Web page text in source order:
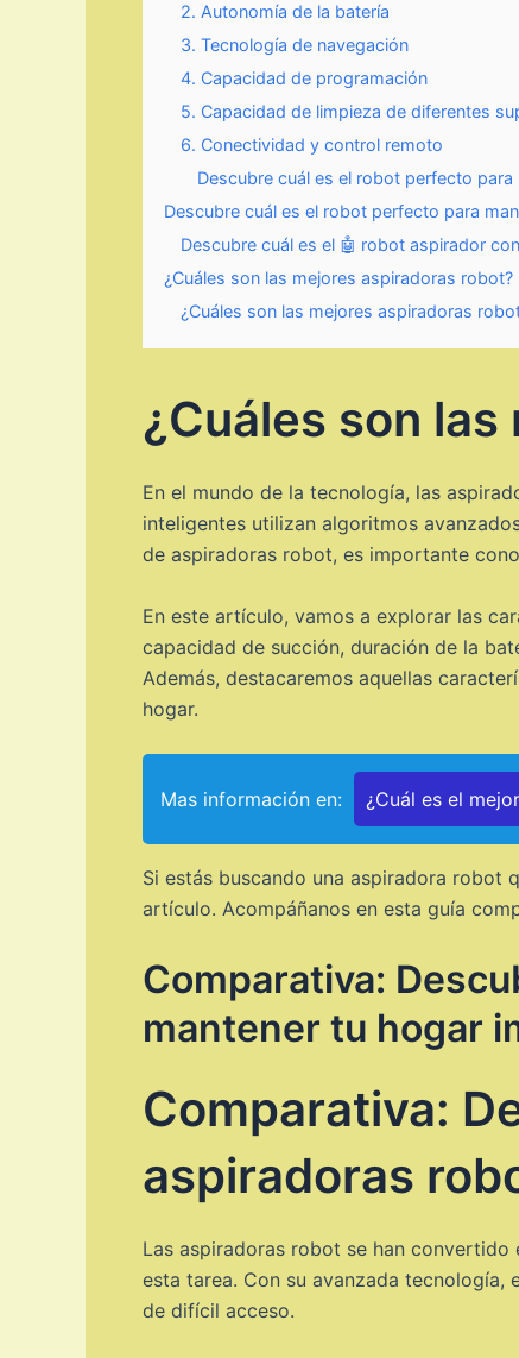
2. Autonomía de la batería
3. Tecnología de navegación
4. Capacidad de programación
5. Capacidad de limpieza de diferentes
6. Conectividad y control remoto
Descubre cuál es el robot perfecto
Descubre cuál es el robot perfecto para
Descubre cuál es el 🤖 robot aspirador
¿Cuáles son las mejores aspiradoras robot?
¿Cuáles son las mejores aspiradoras
¿Cuáles son
En el mundo de la tecnología, las
inteligentes utilizan algoritmos
de aspiradoras robot, es importante
En este artículo, vamos a explorar las
capacidad de succión, duración de la
Además, destacaremos aquellas
hogar.
Mas información en: ¿Cuál es el
Si estás buscando una aspiradora robot
artículo. Acompáñanos en esta guía
Comparativa:
mantener tu hogar
Comparativa:
aspiradoras
Las aspiradoras robot se han
esta tarea. Con su avanzada
de difícil acceso.